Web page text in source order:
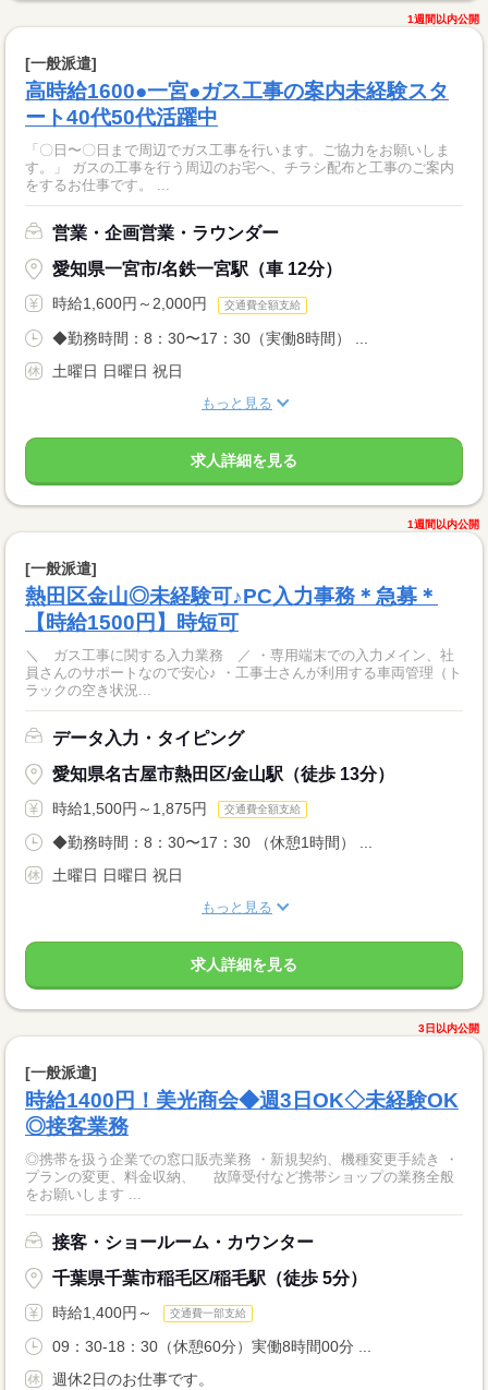
1週間以内公開
[一般派遣]
高時給1600●一宮●ガス工事の案内未経験スタ
ート40代50代活躍中
「〇日〜〇日まで周辺でガス工事を行います。ご協力をお願いしま
す。」 ガスの工事を行う周辺のお宅へ、チラシ配布と工事のご案内
をするお仕事です。 ...
営業・企画営業・ラウンダー
愛知県一宮市/名鉄一宮駅（車 12分）
時給1,600円～2,000円 交通費全額支給
◆勤務時間：8：30〜17：30（実働8時間） ...
土曜日 日曜日 祝日
もっと見る
求人詳細を見る
1週間以内公開
[一般派遣]
熱田区金山◎未経験可♪PC入力事務＊急募＊
【時給1500円】時短可
＼ ガス工事に関する入力業務 ／ ・専用端末での入力メイン、社
員さんのサポートなので安心♪ ・工事士さんが利用する車両管理（ト
ラックの空き状況...
データ入力・タイピング
愛知県名古屋市熱田区/金山駅（徒歩 13分）
時給1,500円～1,875円 交通費全額支給
◆勤務時間：8：30〜17：30 （休憩1時間） ...
土曜日 日曜日 祝日
もっと見る
求人詳細を見る
3日以内公開
[一般派遣]
時給1400円！美光商会◆週3日OK◇未経験OK
◎接客業務
◎携帯を扱う企業での窓口販売業務 ・新規契約、機種変更手続き ・
プランの変更、料金収納、 故障受付など携帯ショップの業務全般
をお願いします ...
接客・ショールーム・カウンター
千葉県千葉市稲毛区/稲毛駅（徒歩 5分）
時給1,400円～ 交通費一部支給
09：30-18：30（休憩60分）実働8時間00分 ...
週休2日のお仕事です。